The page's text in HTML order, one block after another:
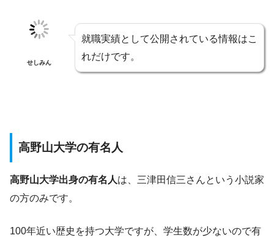
せしみん
就職実績として公開されている情報はこ
れだけです。
高野山大学の有名人
高野山大学出身の有名人は、 三津田信三さんという 小説家
の方のみです。
100年近い歴史を持つ大学ですが、学生数が少ないので有